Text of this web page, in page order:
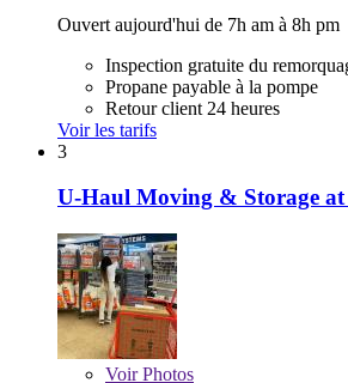
Ouvert aujourd'hui de 7h am à 8h pm
Inspection gratuite du
Propane payable à la pompe
Retour client 24 heures
Voir les tarifs
3
U-Haul Moving & Storage
VoirPhotos